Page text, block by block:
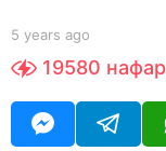
b
Y
5 years ago
e
19580